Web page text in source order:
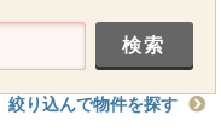
絞り込んで物件を探す